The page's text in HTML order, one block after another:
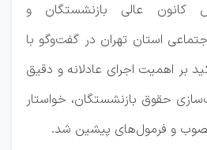
کانون عالی بازنشستگان و
استان تهران در گفت‌وگو با
بر اهمیت اجرای عادلانه و دقیق
حقوق بازنشستگان، خواستار
و فرمول‌های پیشین شد.